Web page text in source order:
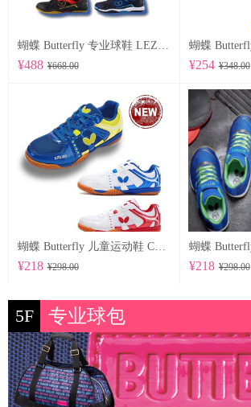
蝴蝶 Butterfly 专业球鞋 LEZOLINE-12
¥488 ¥668.00 ¥254 ¥348.00
蝴蝶 Butterfly 儿童运动鞋 CHD-6
¥218 ¥298.00 ¥218 ¥298.00
5F 专业球包